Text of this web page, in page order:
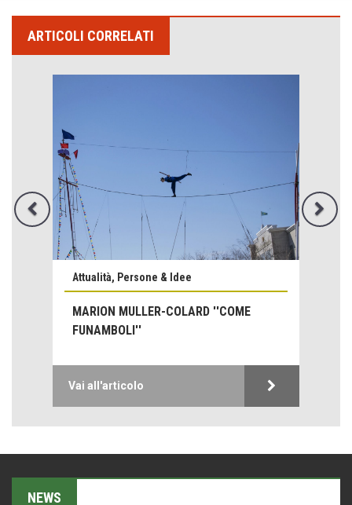
ARTICOLI CORRELATI
Attualità, Persone & Idee
MARION MULLER-COLARD ''COME
FUNAMBOLI''
Vai all'articolo
NEWS
Come difendere la pelle dal sole
Proteggersi, sempre
Hotels, B&B e Ristoranti... 10 & lode
Le nostre recensioni
Bolzano: L'Eisenhut Boutique Hotel
Teodorico, sovrano illuminato
Trentodoc Festival, bollicine di montagna